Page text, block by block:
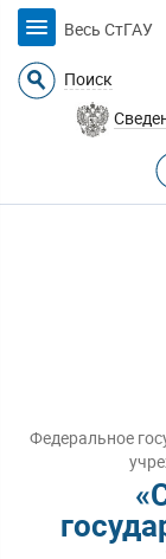
Весь СтГАУ
Поиск
Федеральное